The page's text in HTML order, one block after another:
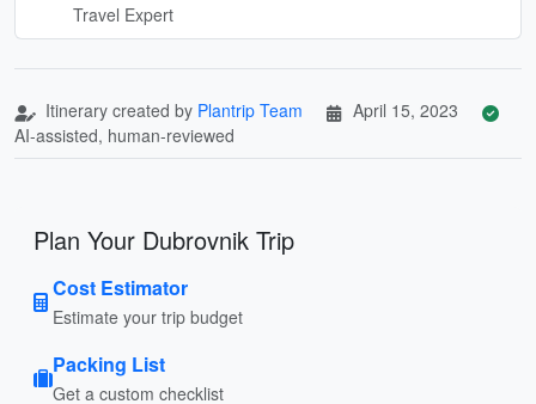
Travel Expert
Itinerary created by Plantrip Team
April 15, 2023
AI-assisted, human-reviewed
Plan Your Dubrovnik Trip
Cost Estimator
Estimate your trip budget
Packing List
Get a custom checklist